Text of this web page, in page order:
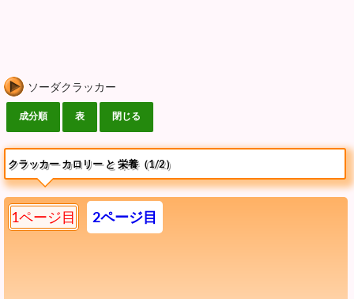
ソーダクラッカー
クラッカー カロリー と 栄養（1/2）
1ページ目 2ページ目